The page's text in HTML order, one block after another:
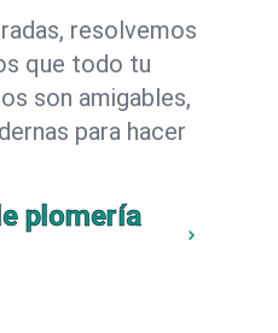
resolvemos
que todo tu
son amigables,
para hacer
plomería